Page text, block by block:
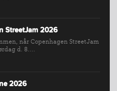
StreetJam 2026
når Copenhagen StreetJam
d. 8....
2026